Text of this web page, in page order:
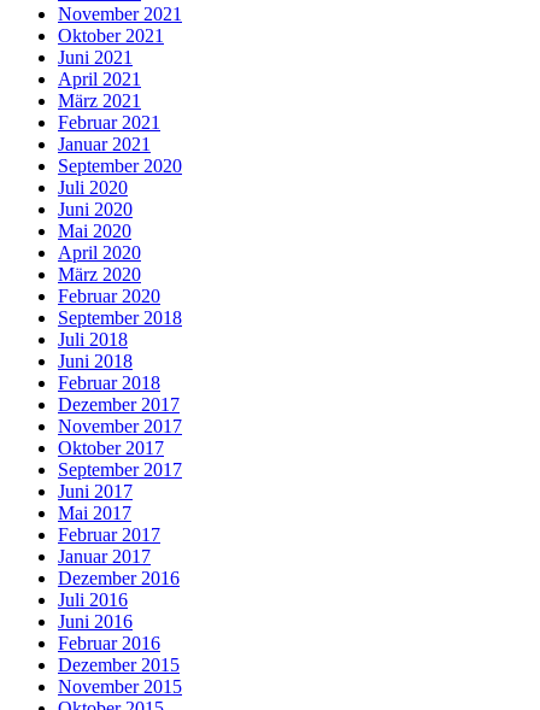
November 2021
Oktober 2021
Juni 2021
April 2021
März 2021
Februar 2021
Januar 2021
September 2020
Juli 2020
Juni 2020
Mai 2020
April 2020
März 2020
Februar 2020
September 2018
Juli 2018
Juni 2018
Februar 2018
Dezember 2017
November 2017
Oktober 2017
September 2017
Juni 2017
Mai 2017
Februar 2017
Januar 2017
Dezember 2016
Juli 2016
Juni 2016
Februar 2016
Dezember 2015
November 2015